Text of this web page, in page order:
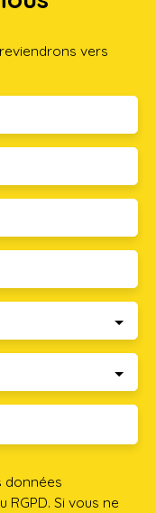
vers
données
Si vous ne